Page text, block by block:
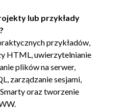
ASP (65)
wielu fragmentów kodu (65)
(66)
komentarze w stylu
skryptów powłoki (66)
wielowierszowe, składnia
lub przykłady
przykładów,
HTML, uwierzytelnianie
plików na serwer,
zarządzanie sesjami,
oraz tworzenie